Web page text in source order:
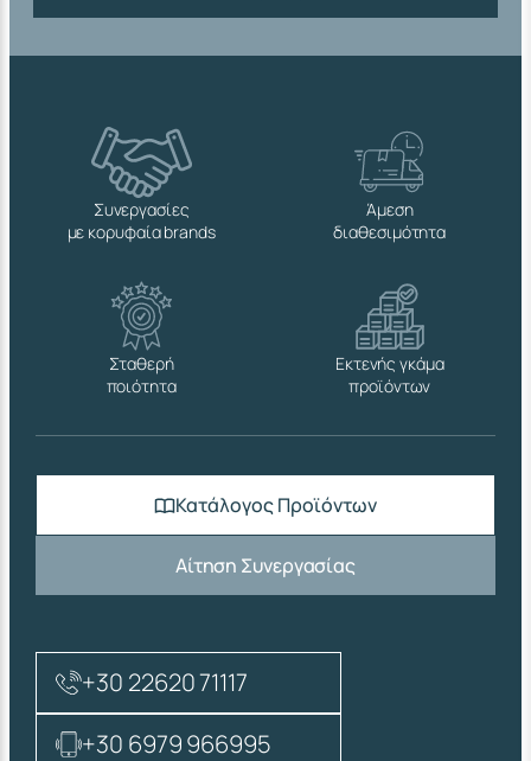
Συνεργασίες
με κορυφαία brands
Άμεση
διαθεσιμότητα
Σταθερή
ποιότητα
Εκτενής γκάμα
προϊόντων
Κατάλογος Προϊόντων
Αίτηση Συνεργασίας
+30 22620 71117
+30 6979 966995